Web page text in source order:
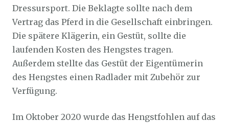
Dressursport. Die Beklagte sollte nach dem
Vertrag das Pferd in die Gesellschaft einbringen.
Die spätere Klägerin, ein Gestüt, sollte die
laufenden Kosten des Hengstes tragen.
Außerdem stellte das Gestüt der Eigentümerin
des Hengstes einen Radlader mit Zubehör zur
Verfügung.
Im Oktober 2020 wurde das Hengstfohlen auf das